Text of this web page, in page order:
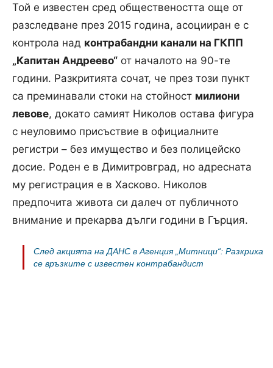
Той е известен сред обществеността още от
разследване през 2015 година, асоцииран е с
контрола над контрабандни канали на ГКПП
„Капитан Андреево“ от началото на 90-те
години. Разкритията сочат, че през този пункт
са преминавали стоки на стойност милиони
левове, докато самият Николов остава фигура
с неуловимо присъствие в официалните
регистри – без имущество и без полицейско
досие. Роден е в Димитровград, но адресната
му регистрация е в Хасково. Николов
предпочита живота си далеч от публичното
внимание и прекарва дълги години в Гърция.
След акцията на ДАНС в Агенция „Митници“: Разкриха
се връзките с известен контрабандист